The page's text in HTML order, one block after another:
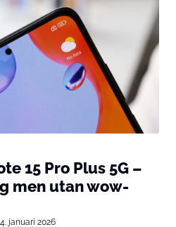
15 Pro Plus 5G –
men utan wow-
januari 2026